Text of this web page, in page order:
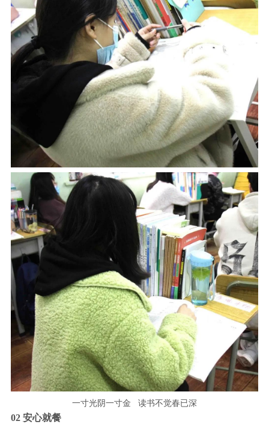
一寸光阴一寸金 读书不觉春已深
02 安心就餐